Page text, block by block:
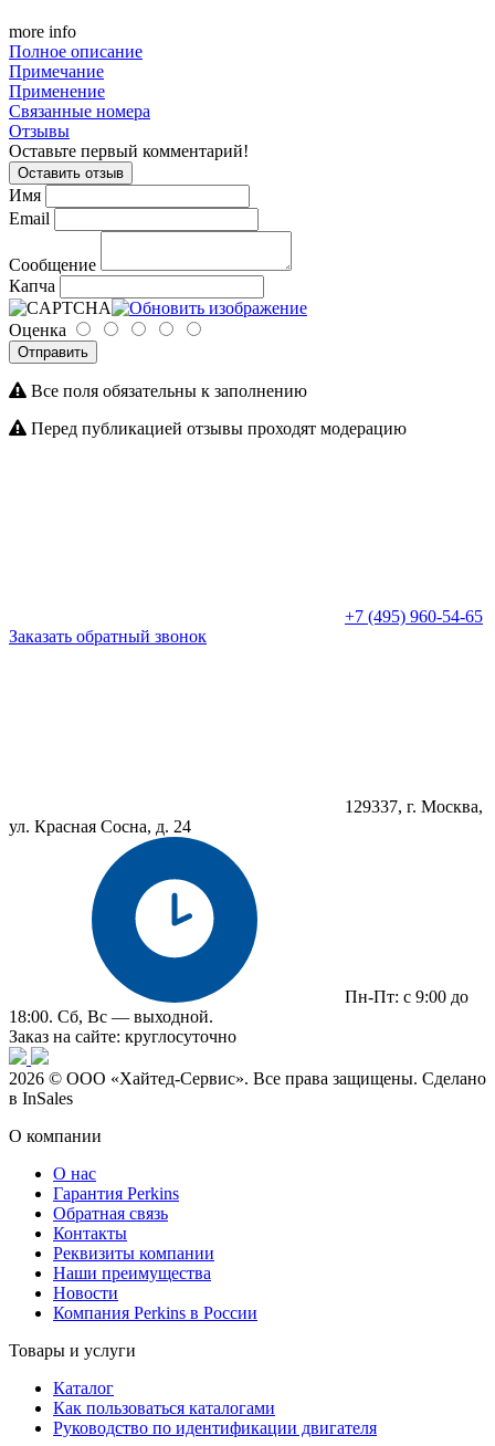
more info
Полное описание
Примечание
Применение
Связанные номера
Отзывы
Оставьте первый комментарий!
Оставить отзыв
Имя
Email
Сообщение
Капча
Оценка
Отправить
Все поля обязательны к заполнению
Перед публикацией отзывы проходят модерацию
+7 (495) 960-54-65
Заказать обратный звонок
129337, г. Москва,
ул. Красная Сосна, д. 24
Пн-Пт: с 9:00 до
18:00. Сб, Вс — выходной.
Заказ на сайте: круглосуточно
2026 © ООО «Хайтед-Сервис». Все права защищены. Сделано
в InSales
О компании
О нас
Гарантия Perkins
Обратная связь
Контакты
Реквизиты компании
Наши преимущества
Новости
Компания Perkins в России
Товары и услуги
Каталог
Как пользоваться каталогами
Руководство по идентификации двигателя